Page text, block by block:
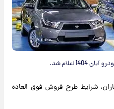
اعلام شد.
شرایط طرح فروش فوق العاده